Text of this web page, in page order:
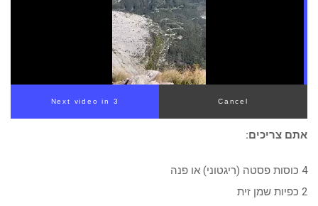
Next video in 2 Cancel
אתם צריכים:
4 כוסות פסטה (ריגטוני) או פנה
2 כפיות שמן זית